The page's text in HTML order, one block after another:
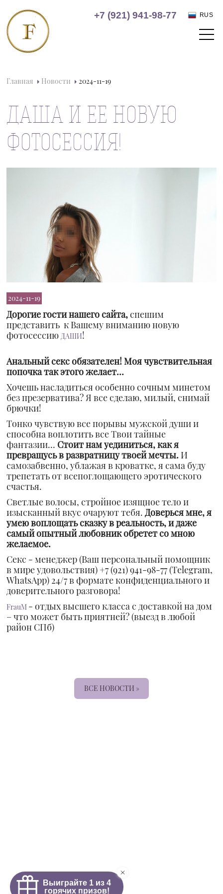
+7 (921) 941-98-77 RUS
Главная Новости 2024-11-19
ДАША И ЕЕ НОВУЮ
ФОТОСЕССИЯ!
2024-11-19
Дорогие гости нашего сайта,спешим
представить к Вашему вниманию новую
фотосессиюДАШИ!
Анальный секс обязателен! Моя чувствительная
попочка так этого желает…
Хочешь насладиться особенно сочным минетом
без презерватива? Я все сделаю, милый, снимай
брючки!
Тонко чувствую все порывы мужской души и
способна воплотить все Твои тайные
фантазии… Стоит нам уединиться, как я
превращусь в развратницу твоей мечты. И
самозабвенно, ублажая в кроватке, я сама буду
трепетать от всепоглощающего эротического
счастья.
Светлые волосы, стройное изящное тело и
изысканный вкус очаруют тебя. Доверься мне, я
умею воплощать сказку в реальность, и даже
самый опытный любовник обретет со мною
желаемое.
Секс - менеджер (Ваш персональный помощник
в мире удовольствия) +7 (921) 941-98-77 (Telegram,
WhatsApp) 24/7 в формате конфиденциального и
доверительного разговора!
FrauM - отдых высшего класса с доставкой на дом
– что может быть приятней? (выезд в любой
район СПб)
ВСЕ НОВОСТИ »